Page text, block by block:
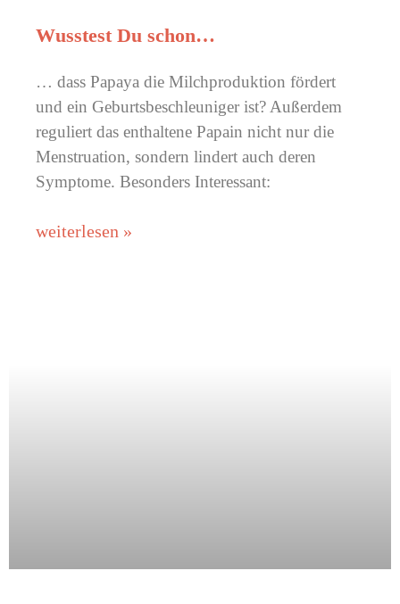
Wusstest Du schon…
… dass Papaya die Milchproduktion fördert
und ein Geburtsbeschleuniger ist? Außerdem
reguliert das enthaltene Papain nicht nur die
Menstruation, sondern lindert auch deren
Symptome. Besonders Interessant:
weiterlesen »